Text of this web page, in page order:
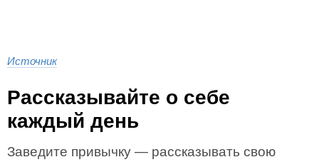
Источник
Рассказывайте о себе
каждый день
Заведите привычку — рассказывать свою